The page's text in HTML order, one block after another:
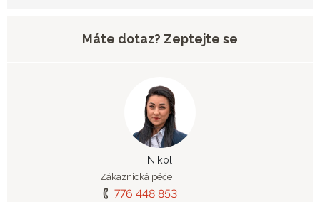
Máte dotaz? Zeptejte se
Nikol
Zákaznická péče
776 448 853